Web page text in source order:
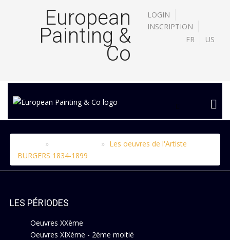
European
Painting &
Co
LOGIN
INSCRIPTION
FR
US
Les oeuvres de l'Artiste
BURGERS 1834-1899
LES PÉRIODES
Oeuvres XXème
Oeuvres XIXème - 2ème moitié